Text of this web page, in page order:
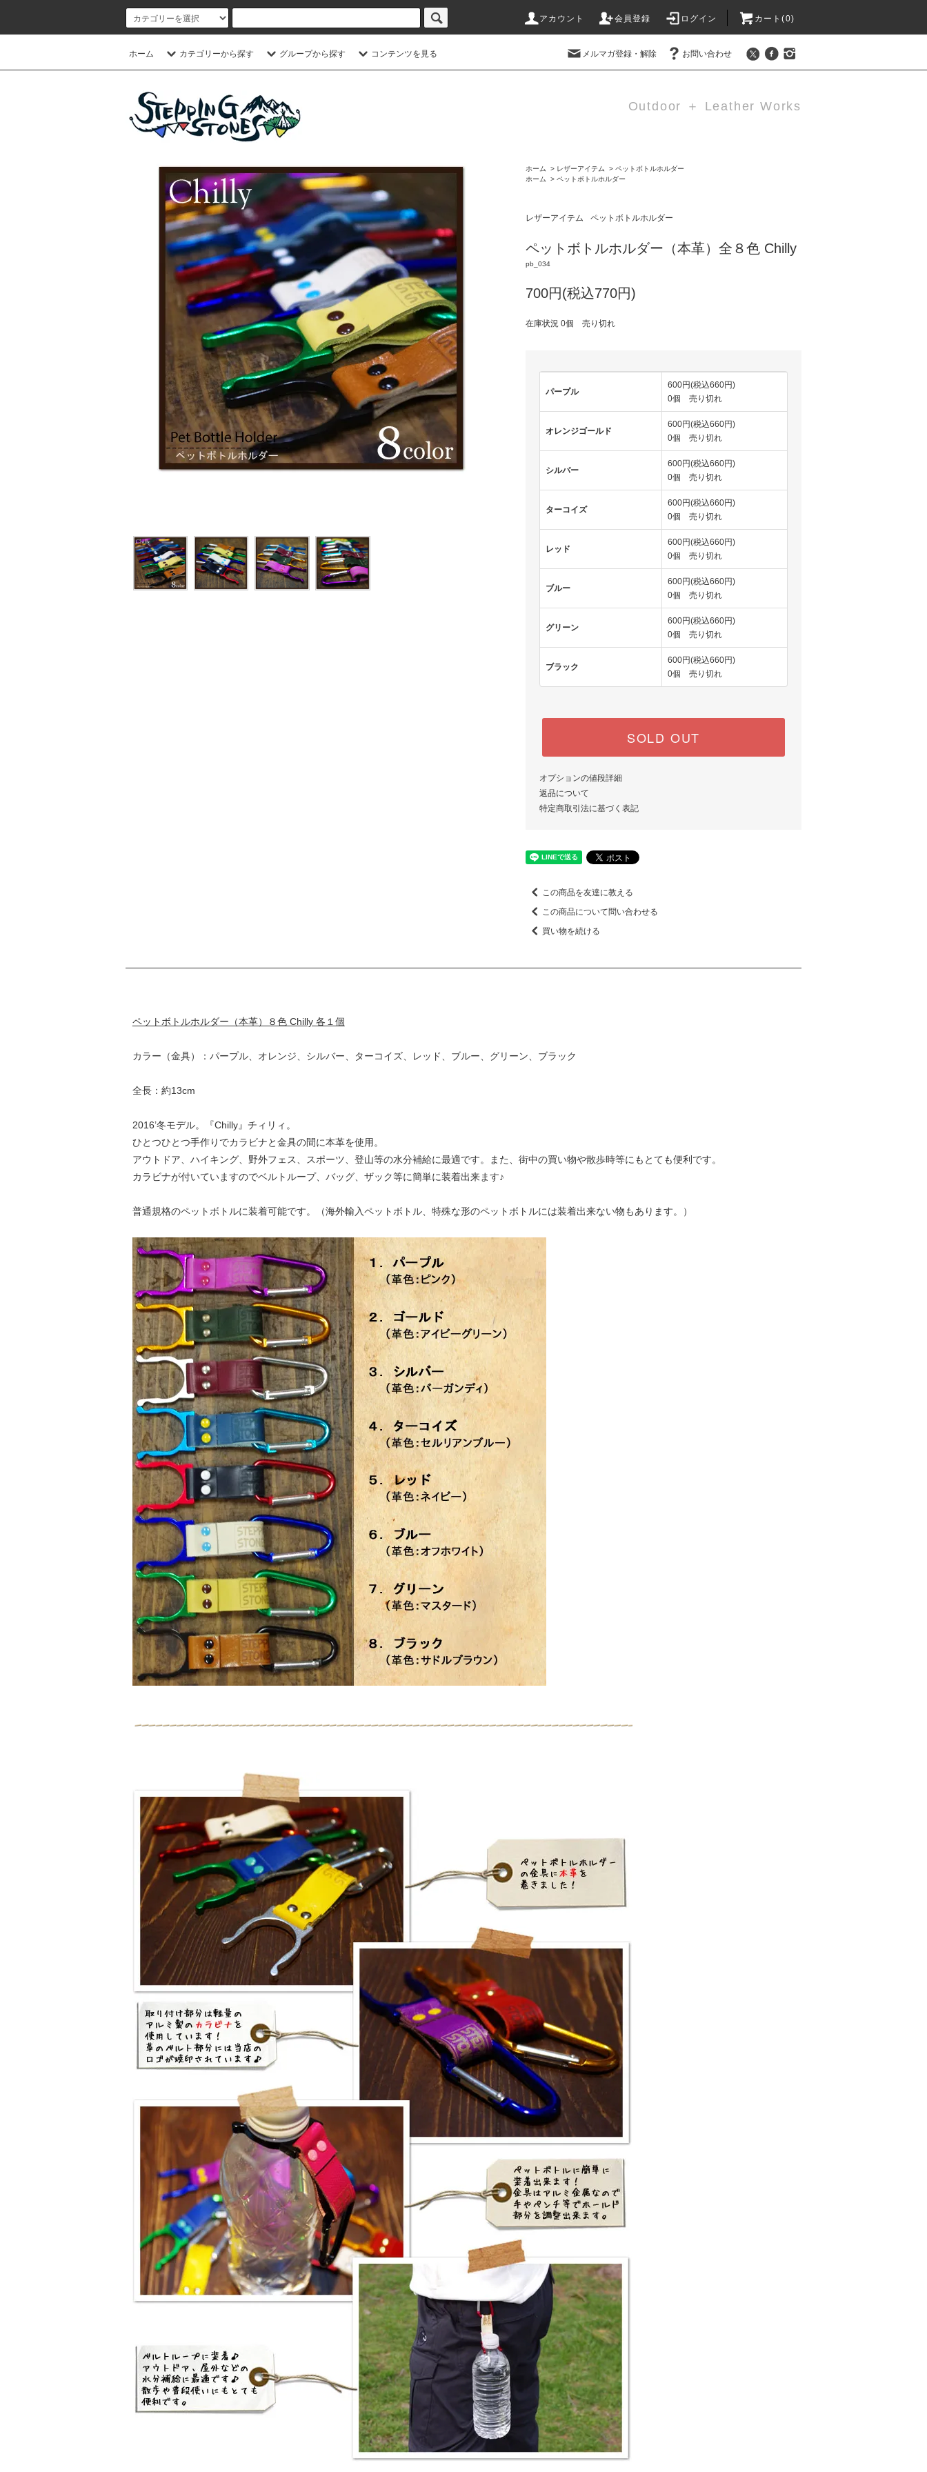
アカウント 会員登録 ログイン カート(0)
ホーム カテゴリーから探す グループから探す コンテンツを見る メルマガ登録・解除 お問い合わせ
Outdoor ＋ Leather Works
ホーム > レザーアイテム > ペットボトルホルダー
ホーム
> ペットボトルホルダー
レザーアイテム ペットボトルホルダー
ペットボトルホルダー（本革）全８色 Chilly
pb_034
700円(税込770円)
在庫状況 0個 売り切れ
パープル
600円(税込660円)
0個 売り切れ
オレンジゴールド
600円(税込660円)
0個 売り切れ
シルバー
600円(税込660円)
0個 売り切れ
ターコイズ
600円(税込660円)
0個 売り切れ
レッド
600円(税込660円)
0個 売り切れ
ブルー
600円(税込660円)
0個 売り切れ
グリーン
600円(税込660円)
0個 売り切れ
ブラック
600円(税込660円)
0個 売り切れ
SOLD OUT
オプションの値段詳細
返品について
特定商取引法に基づく表記
この商品を友達に教える
この商品について問い合わせる
買い物を続ける
ペットボトルホルダー（本革）８色 Chilly 各１個
カラー（金具）：パープル、オレンジ、シルバー、ターコイズ、レッド、ブルー、グリーン、ブラック
全長：約13cm
2016’冬モデル。『Chilly』チィリィ。
ひとつひとつ手作りでカラビナと金具の間に本革を使用。
アウトドア、ハイキング、野外フェス、スポーツ、登山等の水分補給に最適です。また、街中の買い物や散歩時等にもとても便利です。
カラビナが付いていますのでベルトループ、バッグ、ザック等に簡単に装着出来ます♪
普通規格のペットボトルに装着可能です。（海外輸入ペットボトル、特殊な形のペットボトルには装着出来ない物もあります。）